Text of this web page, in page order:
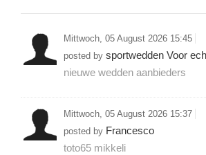
Mittwoch, 05 August 2026 15:45
posted by sportwedden Voor
nieuwe wedden aanbieders
Mittwoch, 05 August 2026 15:37
posted by Francesco
toto65 mikkeli